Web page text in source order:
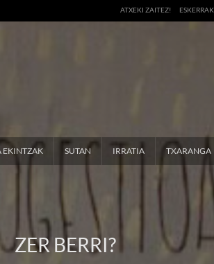
ATXEKI ZAITEZ! ESKERRAK
EKINTZAK SUTAN IRRATIA TXARANGA
ZER BERRI?